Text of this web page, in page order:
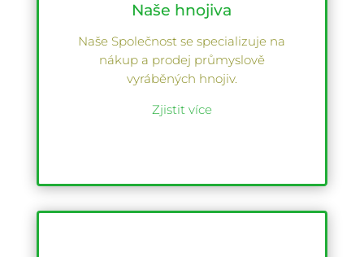
Naše hnojiva
Naše Společnost se specializuje na
nákup a prodej průmyslově
vyráběných hnojiv.
Zjistit více